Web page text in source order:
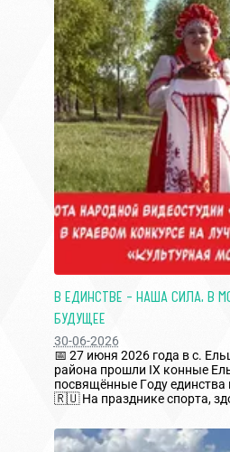
В ЕДИНСТВЕ – НАША СИЛА, В
БУДУЩЕЕ
30-06-2026
📅 27 июня 2026 года в с.
района прошли IX конные
посвящённые Году единства
🇷🇺 На празднике спорта,